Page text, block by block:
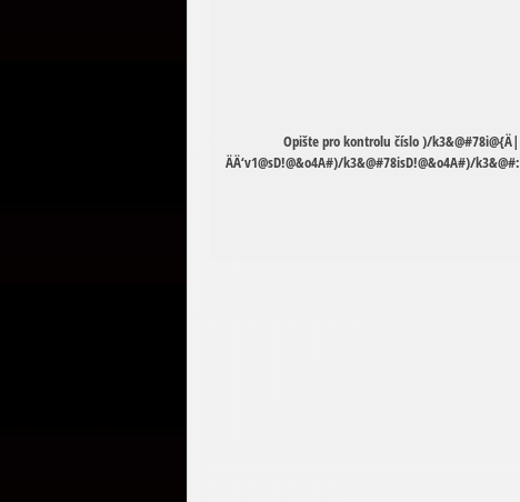
Opište pro kontrolu číslo)/k3&@#78i@{Ä|
ÄÄ‘v1@sD!@&o4A#)/k3&@#78isD!@&o4A#)/k3&@#: